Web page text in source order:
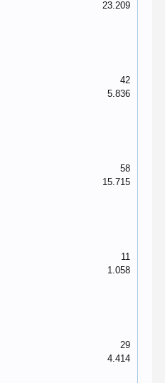
23.209
42
5.836
58
15.715
11
1.058
29
4.414